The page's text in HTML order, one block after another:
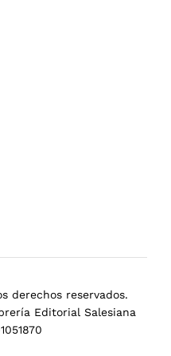
derechos reservados.
Editorial Salesiana